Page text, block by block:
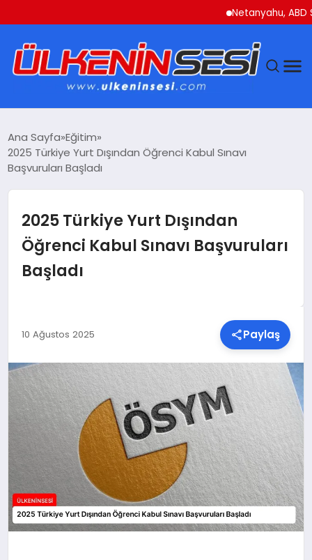
Netanyahu, ABD
EKONOMI
MAGAZIN
SAĞLIK
SPOR
TEKNOLOJI
YAŞAM
MALATYA HABERLERI
Ana Sayfa Eğitim
2025 Türkiye Yurt Dışından Öğrenci Kabul Sınavı
Başvuruları Başladı
2025 Türkiye Yurt Dışından
Öğrenci Kabul Sınavı Başvuruları
Başladı
10 Ağustos 2025 Paylaş